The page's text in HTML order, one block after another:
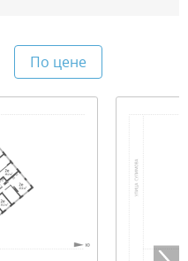
По цене